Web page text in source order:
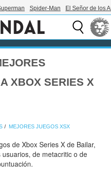
Spider-Man El Señor de los
XBOX SERIES X
MEJORES JUEGOS XSX
de Xbox Series X de Bailar,
de metacritic o de